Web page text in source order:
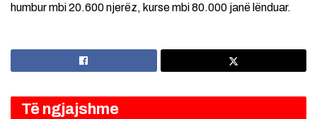
humbur mbi 20.600 njerëz, kurse mbi 80.000 janë lënduar.
Të ngjajshme